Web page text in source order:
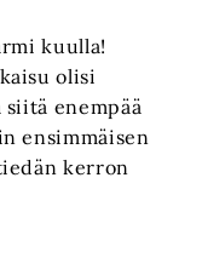
kuulla!
olisi
enempää
ensimmäisen
kerron